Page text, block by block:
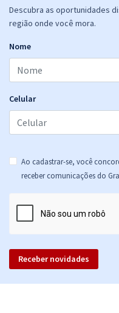
Descubra as oportunidades
região onde você mora.
Nome
Celular
Ao cadastrar-se, você
receber comunicações do
Receber novidades